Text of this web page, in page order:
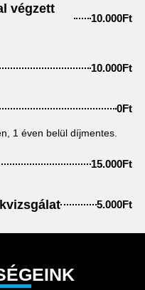
végzett
10.000Ft
10.000Ft
0Ft
1 éven belül díjmentes.
15.000Ft
5.000Ft